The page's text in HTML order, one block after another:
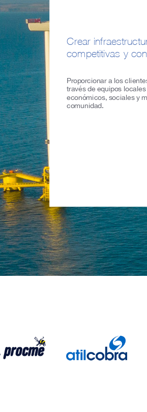
Crear
competitivas y
Proporcionar a los
través de equipos
económicos, sociales y
comunidad.